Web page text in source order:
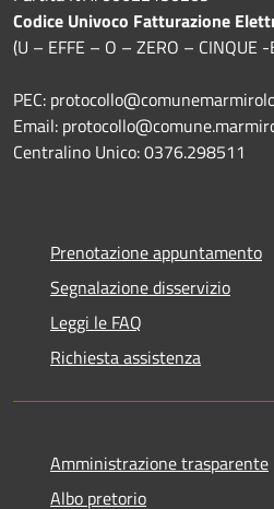
Codice Univoco Fatturazione
(U – EFFE – O – ZERO – CINQUE -
PEC:
Email:
Centralino Unico: 0376.298511
Prenotazione appuntamento
Segnalazione disservizio
Leggi le FAQ
Richiesta assistenza
Amministrazione trasparente
Albo pretorio